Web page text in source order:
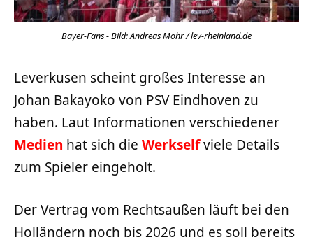
Bayer-Fans - Bild: Andreas Mohr / lev-rheinland.de
Leverkusen scheint großes Interesse an
Johan Bakayoko von PSV Eindhoven zu
haben. Laut Informationen verschiedener
Medien hat sich die Werkselfviele Details
zum Spieler eingeholt.
Der Vertrag vom Rechtsaußen läuft bei den
Holländern noch bis 2026 und es soll bereits